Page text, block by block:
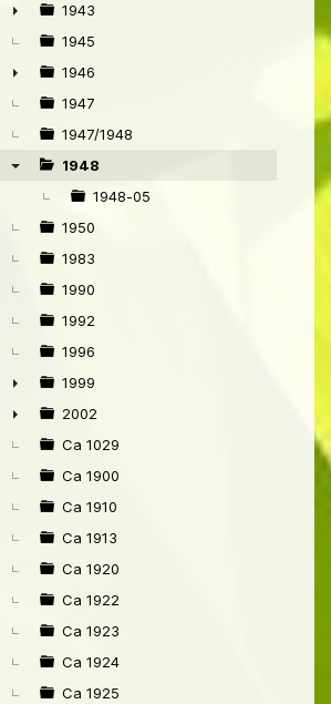
►
►
1943
1945
►
1946
1947
1947/1948
1948
1948-05
1950
1983
1990
1992
1996
►
1999
►
2002
Ca 1029
Ca 1900
Ca 1910
Ca 1913
Ca 1920
Ca 1922
Ca 1923
Ca 1924
Ca 1925